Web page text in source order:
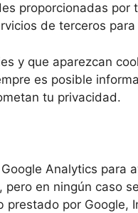
proporcionadas por
de terceros
y que aparezcan
es posible
tu privacidad.
Analytics para
en ningún caso
por Google,